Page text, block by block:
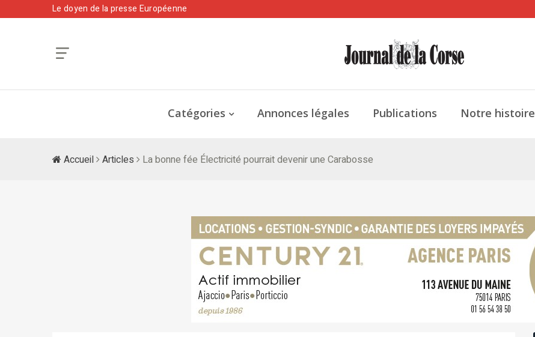
Le doyen de la presse Européenne
Catégories Annonces légales Publications Notre histoire
Accueil Articles La bonne fée Électricité pourrait devenir une Carabosse